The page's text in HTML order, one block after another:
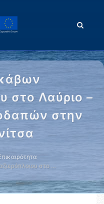
στο Λαύριο –
στην
στο …